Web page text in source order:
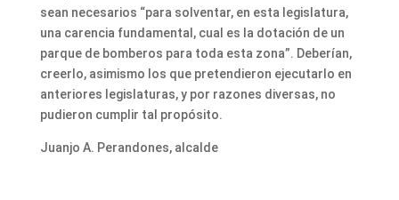
sean necesarios “para solventar, en esta legislatura,
una carencia fundamental, cual es la dotación de un
parque de bomberos para toda esta zona”. Deberían,
creerlo, asimismo los que pretendieron ejecutarlo en
anteriores legislaturas, y por razones diversas, no
pudieron cumplir tal propósito.
Juanjo A. Perandones, alcalde